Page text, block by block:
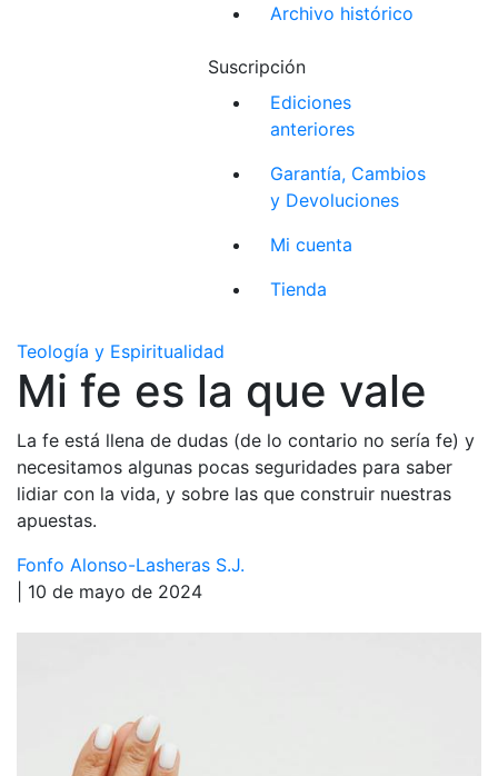
Archivo histórico
Suscripción
Ediciones
anteriores
Garantía, Cambios
y Devoluciones
Mi cuenta
Tienda
Teología y Espiritualidad
Mi fe es la que vale
La fe está llena de dudas (de lo contario no sería fe) y
necesitamos algunas pocas seguridades para saber
lidiar con la vida, y sobre las que construir nuestras
apuestas.
Fonfo Alonso-Lasheras S.J.
| 10 de mayo de 2024